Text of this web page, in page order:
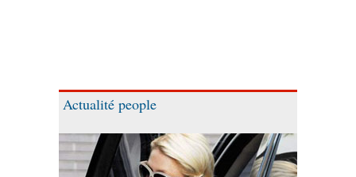
Actualité people